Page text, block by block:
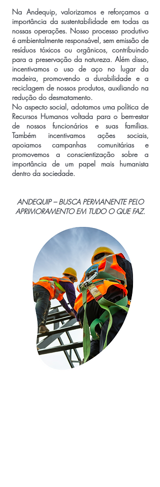
Na Andequip, valorizamos e reforçamos a
importância da sustentabilidade em todas as
nossas operações. Nosso processo produtivo
é ambientalmente responsável, sem emissão de
resíduos tóxicos ou orgânicos, contribuindo
para a preservação da natureza. Além disso,
incentivamos o uso de aço no lugar da
madeira, promovendo a durabilidade e a
reciclagem de nossos produtos, auxiliando na
redução do desmatamento.
No aspecto social, adotamos uma política de
Recursos Humanos voltada para o bem-estar
de nossos funcionários e suas famílias.
Também incentivamos ações sociais,
apoiamos campanhas comunitárias e
promovemos a conscientização sobre a
importância de um papel mais humanista
dentro da sociedade.
ANDEQUIP – BUSCA PERMANENTE PELO
APRIMORAMENTO EM TUDO O QUE FAZ.